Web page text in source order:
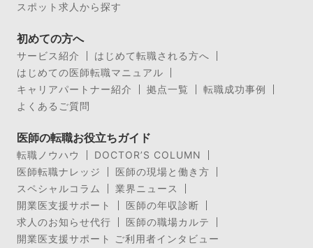
スポット求人から探す
初めての方へ
サービス紹介
はじめて転職される方へ
はじめての医師転職マニュアル
キャリアパートナー紹介
拠点一覧
転職成功事例
よくあるご質問
医師の転職お役立ちガイド
転職ノウハウ
DOCTOR’S COLUMN
医師転職ナレッジ
医師の現場と働き方
スペシャルコラム
業界ニュース
開業医支援サポート
医師の年収診断
求人のお知らせ代行
医師の職場カルテ
開業医支援サポート ご利用者インタビュー